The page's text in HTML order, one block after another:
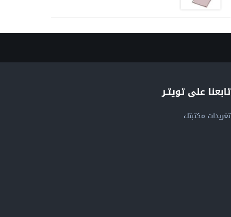
تابعنا على تويتـر
تغريدات مكتبتك